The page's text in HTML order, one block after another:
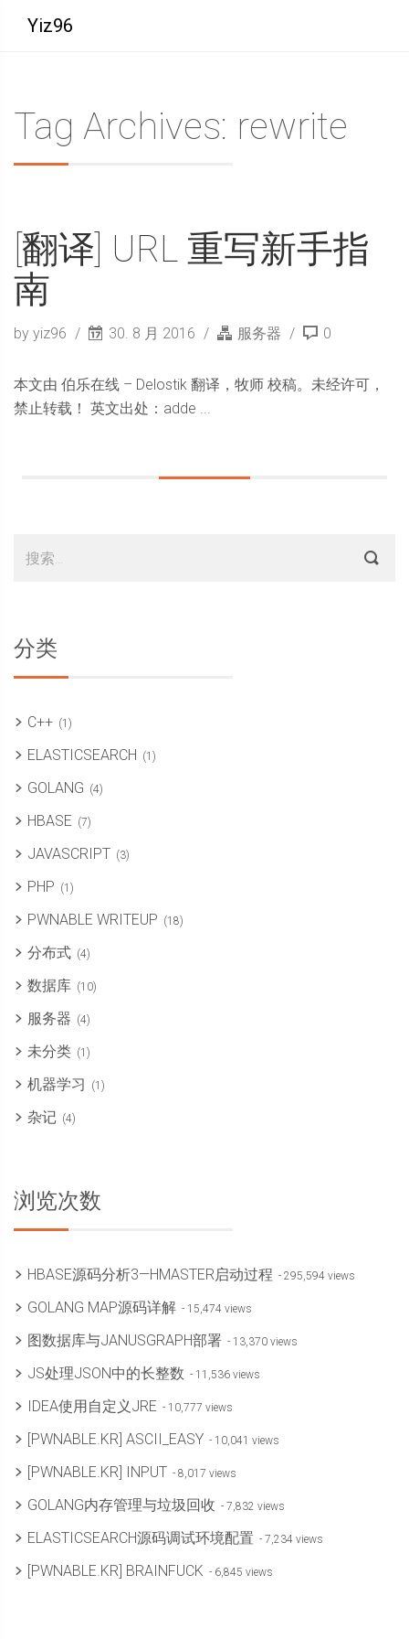
Yiz96
Tag Archives: rewrite
[翻译] URL 重写新手指
南
by yiz96 30. 8 月 2016 服务器 0
本文由 伯乐在线 – Delostik 翻译，牧师 校稿。未经许可，
禁止转载！ 英文出处：adde ...
Sidebar
索：
分类
C++ (1)
ELASTICSEARCH (1)
GOLANG (4)
HBASE (7)
JAVASCRIPT (3)
PHP (1)
PWNABLE WRITEUP (18)
分布式 (4)
数据库 (10)
服务器 (4)
未分类 (1)
机器学习 (1)
杂记 (4)
浏览次数
HBASE源码分析3—HMASTER启动过程 - 295,594 views
GOLANG MAP源码详解 - 15,474 views
图数据库与JANUSGRAPH部署 - 13,370 views
JS处理JSON中的长整数 - 11,536 views
IDEA使用自定义JRE - 10,777 views
[PWNABLE.KR] ASCII_EASY - 10,041 views
[PWNABLE.KR] INPUT - 8,017 views
GOLANG内存管理与垃圾回收 - 7,832 views
ELASTICSEARCH源码调试环境配置 - 7,234 views
[PWNABLE.KR] BRAINFUCK - 6,845 views